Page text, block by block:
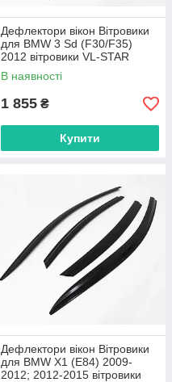
Дефлектори вікон Вітровики
для BMW 3 Sd (F30/F35)
2012 вітровики VL-STAR
Тайвань
В наявності
1 855 ₴
Купити
Дефлектори вікон Вітровики
для BMW X1 (E84) 2009-
2012; 2012-2015 вітровики